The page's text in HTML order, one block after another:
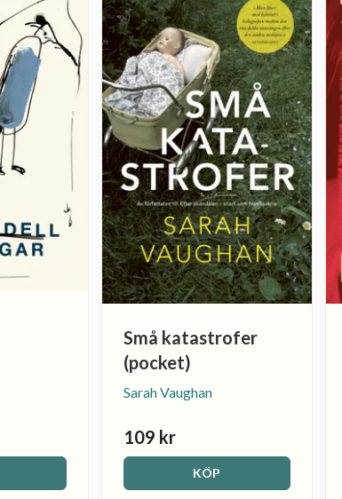
Små katastrofer
(pocket)
Sarah Vaughan
109 kr
KÖP